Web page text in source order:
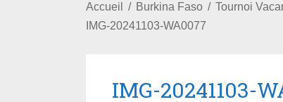
Accueil Burkina Faso
Tournoi
IMG-20241103-WA0077
IMG-20241103-